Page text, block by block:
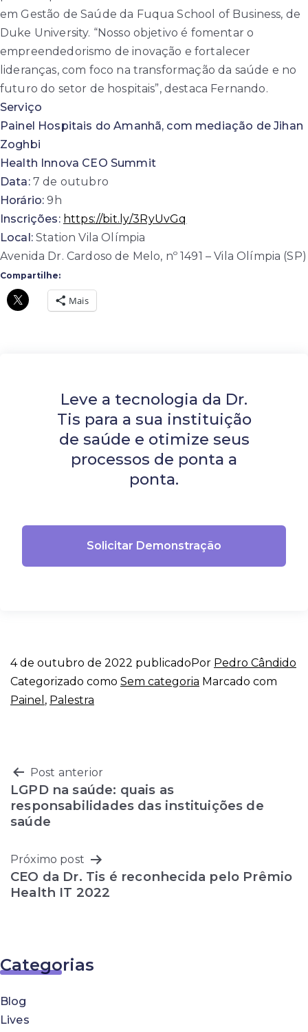
em Gestão de Saúde da Fuqua School of Business, de
Duke University. “Nosso objetivo é fomentar o
empreendedorismo de inovação e fortalecer
lideranças, com foco na transformação da saúde e no
futuro do setor de hospitais”, destaca Fernando.
Serviço
Painel Hospitais do Amanhã, com mediação de Jihan
Zoghbi
Health Innova CEO Summit
Data:7 de outubro
Horário: 9h
Inscrições: https://bit.ly/3RyUvGq
Local:Station Vila Olímpia
Avenida Dr. Cardoso de Melo, nº 1491 – Vila Olímpia (SP)
Compartilhe:
Mais
Leve a tecnologia da Dr.
Tis para a sua instituição
de saúde e otimize seus
processos de ponta a
ponta.
Solicitar Demonstração
4 de outubro de 2022 publicadoPor Pedro Cândido
Categorizado como Sem categoria Marcado com
Painel , Palestra
Navegação
de
Post anterior
LGPD na saúde: quais as
responsabilidades das instituições de
saúde
Próximo post
CEO da Dr. Tis é reconhecida pelo Prêmio
Health IT 2022
Categorias
Blog
Lives